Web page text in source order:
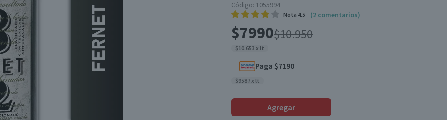
Código: 1055994
Nota 4.5 (2 comentarios)
$7990$10.950
$10.653 x lt
Paga $7190
$9587 x lt
Agregar